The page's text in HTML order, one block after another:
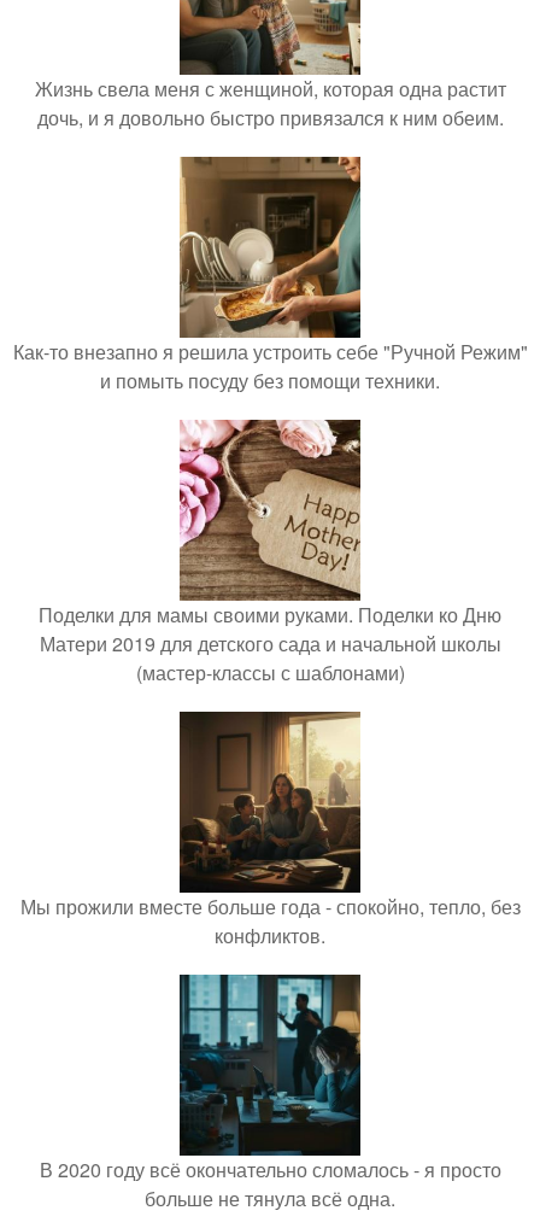
Жизнь свела меня с женщиной, которая одна растит
дочь, и я довольно быстро привязался к ним обеим.
Как-то внезапно я решила устроить себе "Ручной Режим"
и помыть посуду без помощи техники.
Поделки для мамы своими руками. Поделки ко Дню
Матери 2019 для детского сада и начальной школы
(мастер-классы с шаблонами)
Мы прожили вместе больше года - спокойно, тепло, без
конфликтов.
В 2020 году всё окончательно сломалось - я просто
больше не тянула всё одна.